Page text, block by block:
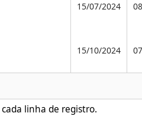
linha de registro.
15/07/2024
15/10/2024